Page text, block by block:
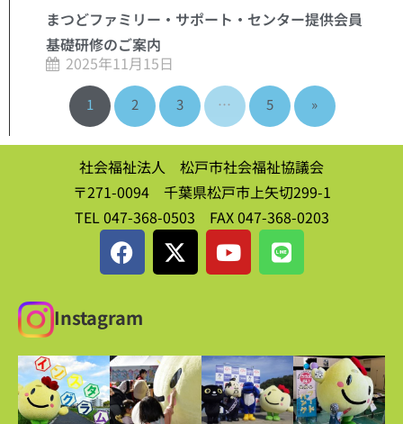
まつどファミリー・サポート・センター提供会員
基礎研修のご案内
2025年11月15日
1 2 3 … 5 »
社会福祉法人 松戸市社会福祉協議会
〒271-0094 千葉県松戸市上矢切299-1
TEL 047-368-0503 FAX 047-368-0203
Instagram